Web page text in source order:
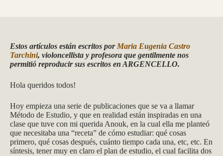
Estos artículos están escritos por Maria Eugenia Castro
Tarchini, violoncellista y profesora que gentilmente nos
permitió reproducir sus escritos en ARGENCELLO.
Hola queridos todos!
Hoy empieza una serie de publicaciones que se va a llamar
Método de Estudio, y que en realidad están inspiradas en una
clase que tuve con mi querida Anouk, en la cual ella me planteó
que necesitaba una “receta” de cómo estudiar: qué cosas
primero, qué cosas después, cuánto tiempo cada una, etc, etc. En
síntesis, tener muy en claro el plan de estudio, el cual facilita dos